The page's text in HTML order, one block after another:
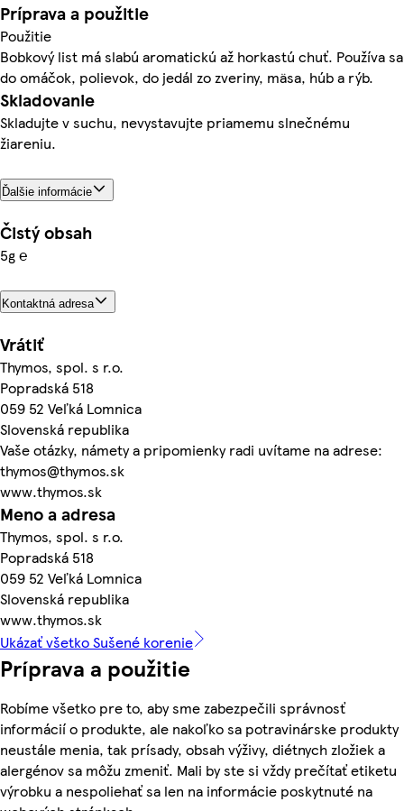
Príprava a použitie
Použitie
Bobkový list má slabú aromatickú až horkastú chuť. Používa sa
do omáčok, polievok, do jedál zo zveriny, mäsa, húb a rýb.
Skladovanie
Skladujte v suchu, nevystavujte priamemu slnečnému
žiareniu.
Ďalšie informácie
Čistý obsah
5g ℮
Kontaktná adresa
Vrátiť
Thymos, spol. s r.o.
Popradská 518
059 52 Veľká Lomnica
Slovenská republika
Vaše otázky, námety a pripomienky radi uvítame na adrese:
thymos@thymos.sk
www.thymos.sk
Meno a adresa
Thymos, spol. s r.o.
Popradská 518
059 52 Veľká Lomnica
Slovenská republika
www.thymos.sk
Ukázať všetko Sušené korenie
Príprava a použitie
Robíme všetko pre to, aby sme zabezpečili správnosť
informácií o produkte, ale nakoľko sa potravinárske produkty
neustále menia, tak prísady, obsah výživy, diétnych zložiek a
alergénov sa môžu zmeniť. Mali by ste si vždy prečítať etiketu
výrobku a nespoliehať sa len na informácie poskytnuté na